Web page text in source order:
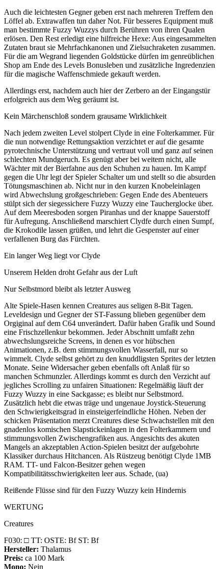
Auch die leichtesten Gegner geben erst nach mehreren Treffern den
Löffel ab. Extrawaffen tun daher Not. Für besseres Equipment muß
man bestimmte Fuzzy Wuzzys durch Berühren von ihren Qualen
erlösen. Den Rest erledigt eine hilfreiche Hexe: Aus eingesammelten
Zutaten braut sie Mehrfachkanonen und Zielsuchraketen zusammen.
Für die am Wegrand liegenden Goldstücke dürfen im genreüblichen
Shop am Ende des Levels Bonusleben und zusätzliche Ingredenzien
für die magische Waffenschmiede gekauft werden.
Allerdings erst, nachdem auch hier der Zerbero an der Eingangstür
erfolgreich aus dem Weg geräumt ist.
Kein Märchenschloß sondern grausame Wirklichkeit
Nach jedem zweiten Level stolpert Clyde in eine Folterkammer. Für
die nun notwendige Rettungsaktion verzichtet er auf die gesamte
pyrotechnische Unterstützung und vertraut voll und ganz auf seinen
schlechten Mundgeruch. Es genügt aber bei weitem nicht, alle
Wächter mit der Bierfahne aus den Schuhen zu hauen. Im Kampf
gegen die Uhr legt der Spieler Schalter um und stellt so die absurden
Tötungsmaschinen ab. Nicht nur in den kurzen Knobeleinlagen
wird Abwechslung großgeschrieben: Gegen Ende des Abenteuers
stülpt sich der siegessichere Fuzzy Wuzzy eine Taucherglocke über.
Auf dem Meeresboden sorgen Piranhas und der knappe Sauerstoff
für Aufregung. Anschließend marschiert Clydfe durch einen Sumpf,
die Krokodile lassen grüßen, und lehrt die Gespenster auf einer
verfallenen Burg das Fürchten.
Ein langer Weg liegt vor Clyde
Unserem Helden droht Gefahr aus der Luft
Nur Selbstmord bleibt als letzter Ausweg
Alte Spiele-Hasen kennen Creatures aus seligen 8-Bit Tagen.
Leveldesign und Gegner der ST-Fassung blieben gegenüber dem
Orgiginal auf dem C64 unverändert. Dafür haben Grafik und Sound
eine Frischzellenkur bekommen. Jeder Abschnitt umfaßt zehn
abwechslungsreiche Screens, in denen es vor hübschen
Animationen, z.B. dem stimmungsvollen Wasserfall, nur so
wimmelt. Clyde selbst gehört zu den knuddligsten Sprites der letzten
Monate. Seine Widersacher geben ebenfalls oft Anlaß für so
manchen Schmunzler. Allerdings kommt es durch den Verzicht auf
jegliches Scrolling zu unfairen Situationen: Regelmäßig läuft der
Fuzzy Wuzzy in eine Sackgasse; es bleibt nur Selbstmord.
Zusätzlich hebt die etwas träge und ungenaue Joystick-Steuerung
den Schwierigkeitsgrad in einsteigerfeindliche Höhen. Neben der
schicken Präsentation merzt Creatures diese Schwachstellen mit den
gnadenlos komischen Slapstickeinlagen in den Folterkammern und
stimmungsvollen Zwischengrafiken aus. Angesichts des akuten
Mangels an akzeptablen Action-Spielen besitzt der aufgebohrte
Klassiker durchaus Hitchancen. Als Rüstzeug benötigt Clyde 1MB
RAM. TT- und Falcon-Besitzer gehen wegen
Kompatibilitätsschwierigkeiten leer aus. Schade, (ua)
Reißende Flüsse sind für den Fuzzy Wuzzy kein Hindernis
WERTUNG
Creatures
F030: □ TT: OSTE: Bf ST: Bf
Hersteller: Thalamus
Preis: ca 100 Mark
Mono: Nein